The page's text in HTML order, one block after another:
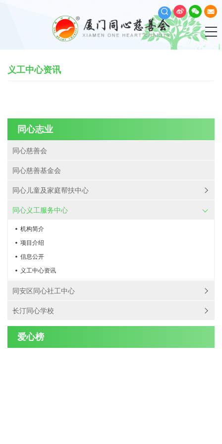
义工中心资讯
同心志业
同心慈善会
同心慈善基金会
同心儿童及家庭帮扶中心
同心义工服务中心
机构简介
项目介绍
信息公开
义工中心资讯
同安区同心社工中心
长汀同心学校
爱心榜